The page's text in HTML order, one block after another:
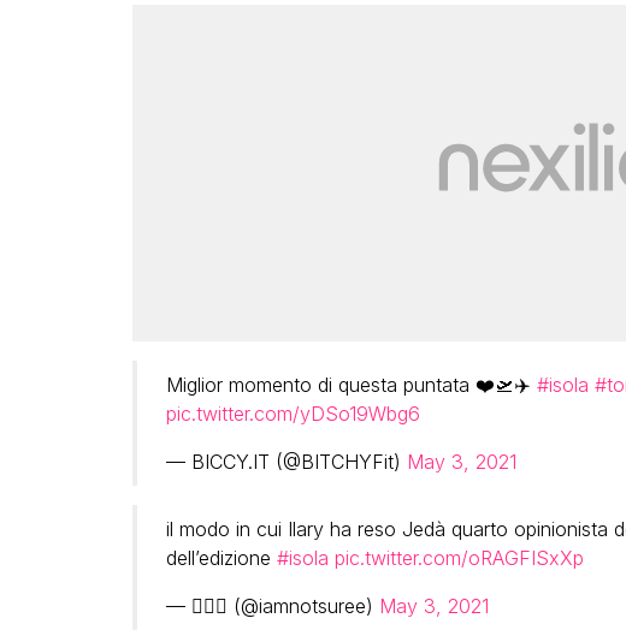
Miglior momento di questa puntata ❤️🛫✈️ #isola
pic.twitter.com/yDSo19Wbg6
— BICCY.IT (@BITCHYFit) May 3, 2021
il modo in cui Ilary ha reso Jedà quarto opinionista
dell’edizione #isola pic.twitter.com/oRAGFISxXp
— 🧚🏻‍♂️ (@iamnotsuree) May 3, 2021